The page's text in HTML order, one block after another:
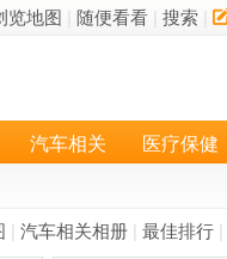
览地图 随便看看 搜索
汽车相关 医疗保健
汽车相关相册 最佳排行